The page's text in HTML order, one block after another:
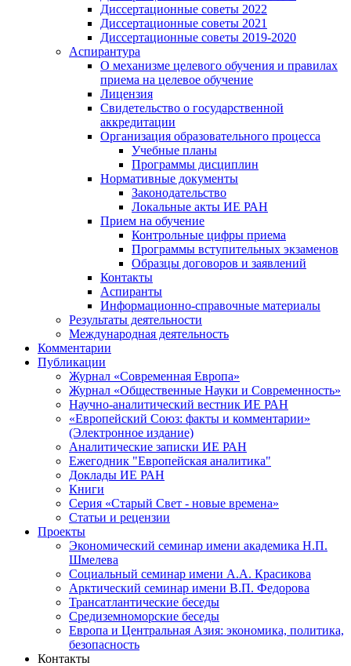
Диссертационные советы 2022
Диссертационные советы 2021
Диссертационные советы 2019-2020
Аспирантура
О механизме целевого обучения и правилах
приема на целевое обучение
Лицензия
Свидетельство о государственной
аккредитации
Организация образовательного процесса
Учебные планы
Программы дисциплин
Нормативные документы
Законодательство
Локальные акты ИЕ РАН
Прием на обучение
Контрольные цифры приема
Программы вступительных экзаменов
Образцы договоров и заявлений
Контакты
Аспиранты
Информационно-справочные материалы
Результаты деятельности
Международная деятельность
Комментарии
Публикации
Журнал «Современная Европа»
Журнал «Общественные Науки и Современность»
Научно-аналитический вестник ИЕ РАН
«Европейский Союз: факты и комментарии»
(Электронное издание)
Аналитические записки ИЕ РАН
Ежегодник "Европейская аналитика"
Доклады ИЕ РАН
Книги
Серия «Старый Свет - новые времена»
Статьи и рецензии
Проекты
Экономический семинар имени академика Н.П.
Шмелева
Социальный семинар имени А.А. Красикова
Арктический семинар имени В.П. Федорова
Трансатлантические беседы
Средиземноморские беседы
Европа и Центральная Азия: экономика, политика,
безопасность
Контакты